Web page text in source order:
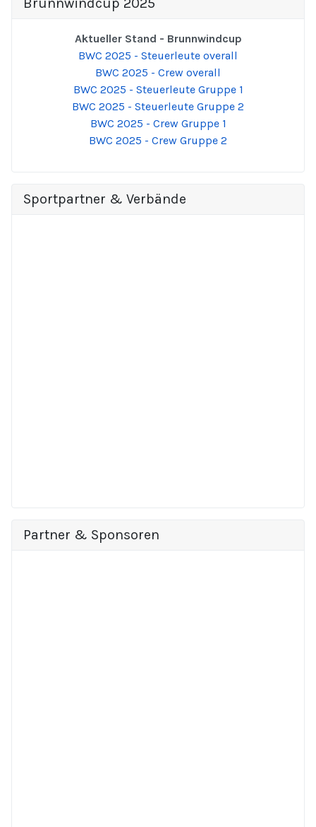
Aktueller Stand - Brunnwindcup
BWC 2025 - Steuerleute overall
BWC 2025 - Crew overall
BWC 2025 - Steuerleute Gruppe 1
BWC 2025 - Steuerleute Gruppe 2
BWC 2025 - Crew Gruppe 1
BWC 2025 - Crew Gruppe 2
Sportpartner & Verbände
Partner & Sponsoren